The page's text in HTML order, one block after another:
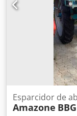
Esparcidor de
Amazone BBG